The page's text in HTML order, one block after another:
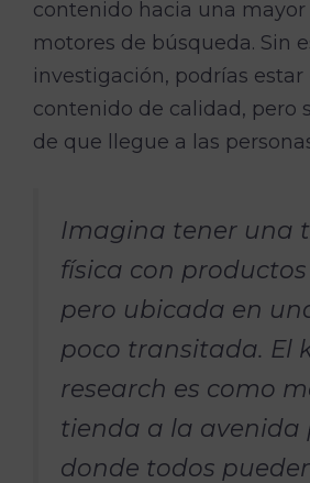
contenido hacia una
motores de búsqueda. Sin
investigación, podrías
contenido de calidad, pero
de que llegue a las
Imagina tener una
física con productos
pero ubicada en
poco transitada. El
research es como
tienda a la avenida
donde todos